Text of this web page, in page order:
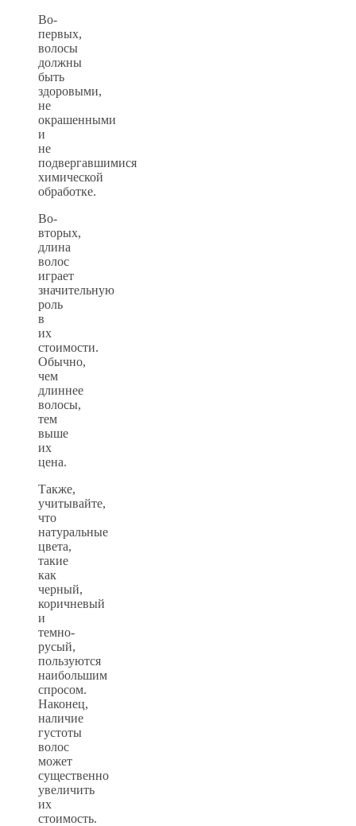
Во-
первых,
волосы
должны
быть
здоровыми,
не
окрашенными
и
не
подвергавшимися
химической
обработке.
Во-
вторых,
длина
волос
играет
значительную
роль
в
их
стоимости.
Обычно,
чем
длиннее
волосы,
тем
выше
их
цена.
Также,
учитывайте,
что
натуральные
цвета,
такие
как
черный,
коричневый
и
темно-
русый,
пользуются
наибольшим
спросом.
Наконец,
наличие
густоты
волос
может
существенно
увеличить
их
стоимость.